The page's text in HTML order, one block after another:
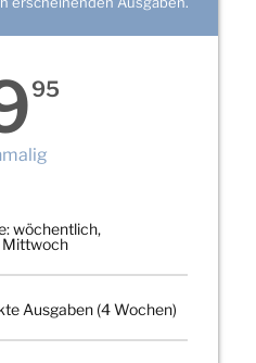
95
wöchentlich,
Mittwoch
Ausgaben (4 Wochen)